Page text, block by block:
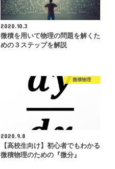
2020.10.3
微積を用いて物理の問題を解くた
めの３ステップを解説
微積物理
2020.9.8
【高校生向け】初心者でもわかる
微積物理のための『微分』